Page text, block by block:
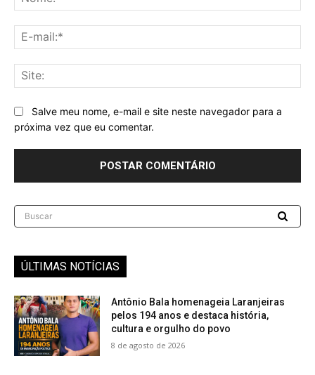
Salve meu nome, e-mail e site neste navegador para a
próxima vez que eu comentar.
Buscar
ÚLTIMAS NOTÍCIAS
Antônio Bala homenageia Laranjeiras
pelos 194 anos e destaca história,
cultura e orgulho do povo
8 de agosto de 2026